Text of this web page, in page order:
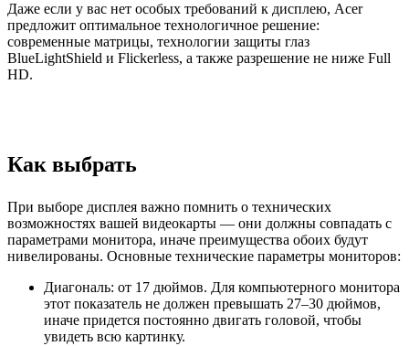
Даже если у вас нет особых требований к дисплею, Acer
предложит оптимальное технологичное решение:
современные матрицы, технологии защиты глаз
BlueLightShield и Flickerless, а также разрешение не ниже Full
HD.
Как выбрать
При выборе дисплея важно помнить о технических
возможностях вашей видеокарты — они должны совпадать с
параметрами монитора, иначе преимущества обоих будут
нивелированы. Основные технические параметры мониторов:
Диагональ: от 17 дюймов. Для компьютерного монитора
этот показатель не должен превышать 27–30 дюймов,
иначе придется постоянно двигать головой, чтобы
увидеть всю картинку.